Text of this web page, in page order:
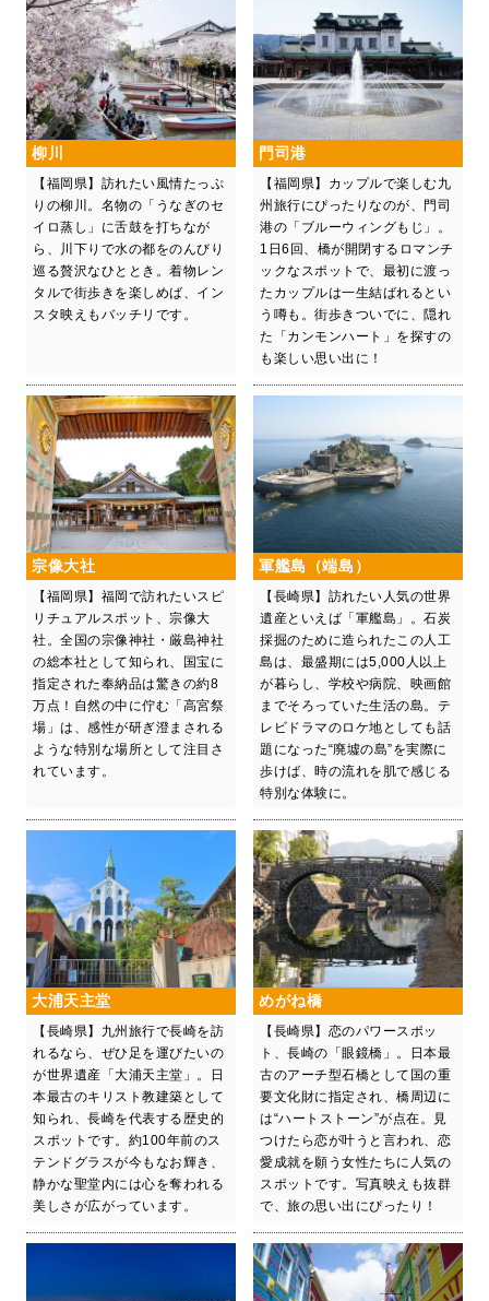
柳川
【福岡県】訪れたい風情たっぷ
りの柳川。名物の「うなぎのセ
イロ蒸し」に舌鼓を打ちなが
ら、川下りで水の都をのんびり
巡る贅沢なひととき。着物レン
タルで街歩きを楽しめば、イン
スタ映えもバッチリです。
門司港
【福岡県】カップルで楽しむ九
州旅行にぴったりなのが、門司
港の「ブルーウィングもじ」。
1日6回、橋が開閉するロマンチ
ックなスポットで、最初に渡っ
たカップルは一生結ばれるとい
う噂も。街歩きついでに、隠れ
た「カンモンハート」を探すの
も楽しい思い出に！
宗像大社
【福岡県】福岡で訪れたいスピ
リチュアルスポット、宗像大
社。全国の宗像神社・厳島神社
の総本社として知られ、国宝に
指定された奉納品は驚きの約8
万点！自然の中に佇む「高宮祭
場」は、感性が研ぎ澄まされる
ような特別な場所として注目さ
れています。
軍艦島（端島）
【長崎県】訪れたい人気の世界
遺産といえば「軍艦島」。石炭
採掘のために造られたこの人工
島は、最盛期には5,000人以上
が暮らし、学校や病院、映画館
までそろっていた生活の島。テ
レビドラマのロケ地としても話
題になった“廃墟の島”を実際に
歩けば、時の流れを肌で感じる
特別な体験に。
大浦天主堂
【長崎県】九州旅行で長崎を訪
れるなら、ぜひ足を運びたいの
が世界遺産「大浦天主堂」。日
本最古のキリスト教建築として
知られ、長崎を代表する歴史的
スポットです。約100年前のス
テンドグラスが今もなお輝き、
静かな聖堂内には心を奪われる
美しさが広がっています。
めがね橋
【長崎県】恋のパワースポッ
ト、長崎の「眼鏡橋」。日本最
古のアーチ型石橋として国の重
要文化財に指定され、橋周辺に
は“ハートストーン”が点在。見
つけたら恋が叶うと言われ、恋
愛成就を願う女性たちに人気の
スポットです。写真映えも抜群
で、旅の思い出にぴったり！